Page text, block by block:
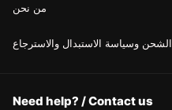
من نحن
الشحن وسياسة الاستبدال والاسترجاع
Need help? / Contact us